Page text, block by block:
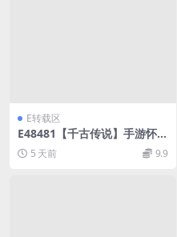
E转载区
E48481【千古传说】手游怀旧
WIN单机外网手工服务架设端
5 天前 9.9